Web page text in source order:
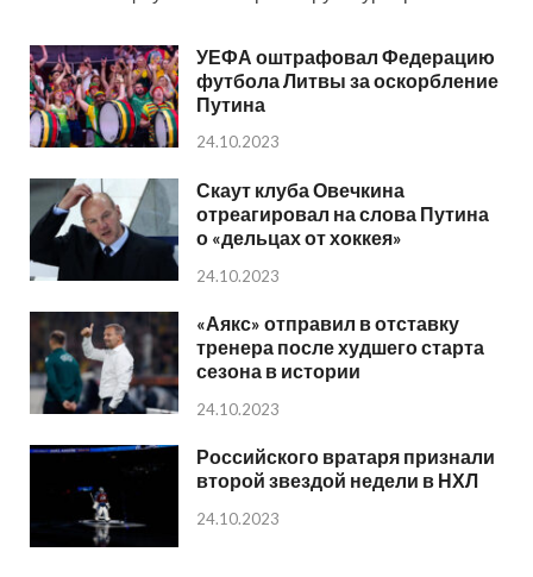
УЕФА оштрафовал Федерацию
футбола Литвы за оскорбление
Путина
24.10.2023
Скаут клуба Овечкина
отреагировал на слова Путина
о «дельцах от хоккея»
24.10.2023
«Аякс» отправил в отставку
тренера после худшего старта
сезона в истории
24.10.2023
Российского вратаря признали
второй звездой недели в НХЛ
24.10.2023